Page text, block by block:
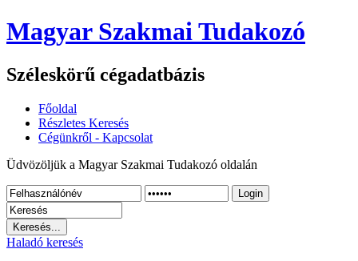
Magyar Szakmai Tudakozó
Széleskörű cégadatbázis
Főoldal
Részletes Keresés
Cégünkről - Kapcsolat
Üdvözöljük a Magyar Szakmai Tudakozó oldalán
Login
Haladó keresés